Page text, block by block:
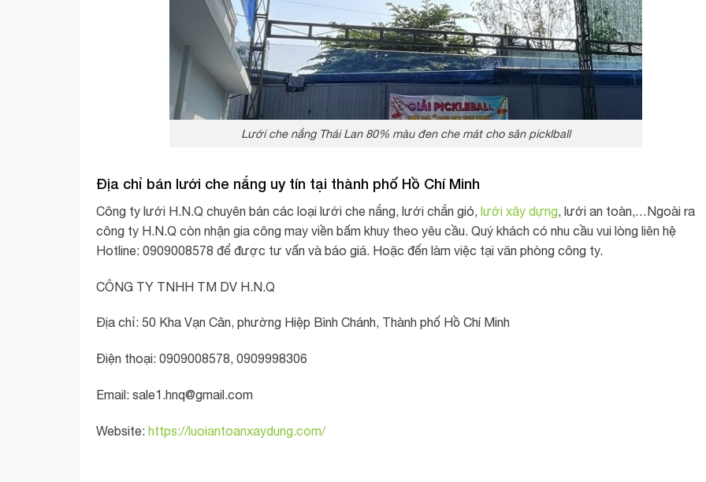
Lưới che nắng Thái Lan 80% màu đen che mát cho sân picklball
Địa chỉ bán lưới che nắng uy tín tại thành phố Hồ Chí Minh
Công ty lưới H.N.Q chuyên bán các loại lưới che nắng, lưới chắn gió, lưới xây dựng, lưới an toàn,…Ngoài ra
công ty H.N.Q còn nhận gia công may viền bấm khuy theo yêu cầu. Quý khách có nhu cầu vui lòng liên hệ
Hotline: 0909008578 để được tư vấn và báo giá. Hoặc đến làm việc tại văn phòng công ty.
CÔNG TY TNHH TM DV H.N.Q
Địa chỉ: 50 Kha Vạn Cân, phường Hiệp Bình Chánh, Thành phố Hồ Chí Minh
Điện thoại: 0909008578, 0909998306
Email: sale1.hnq@gmail.com
Website: https://luoiantoanxaydung.com/